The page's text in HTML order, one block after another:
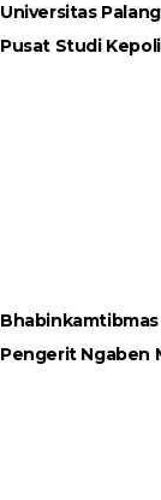
Universitas
Pusat Studi
Pengerit Ngaben